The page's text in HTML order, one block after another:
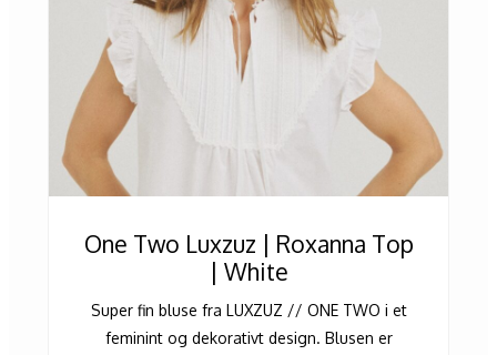
One Two Luxzuz | Roxanna Top
| White
Super fin bluse fra LUXZUZ // ONE TWO i et
feminint og dekorativt design. Blusen er